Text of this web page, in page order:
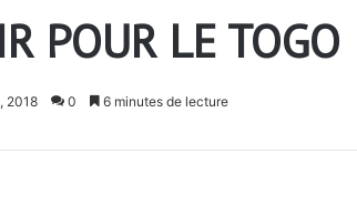
POUR LE TOGO
2018 0 6 minutes de lecture